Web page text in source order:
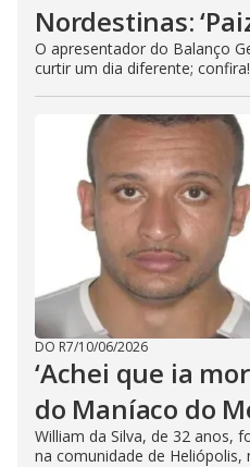
Nordestinas:
O apresentador do Balanço
curtir um dia diferente; confira!
DO R7/10/06/2026
‘Achei que ia
do Maníaco do
William da Silva, de 32 anos,
na comunidade de Heliópolis,